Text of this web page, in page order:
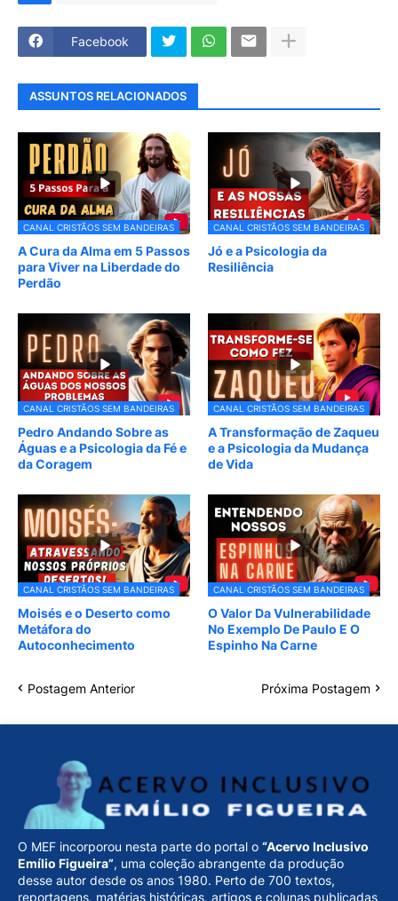
Facebook
ASSUNTOS RELACIONADOS
CANAL CRISTÃOS SEM BANDEIRAS
A Cura da Alma em 5 Passos
para Viver na Liberdade do
Perdão
CANAL CRISTÃOS SEM BANDEIRAS
Jó e a Psicologia da
Resiliência
CANAL CRISTÃOS SEM BANDEIRAS
Pedro Andando Sobre as
Águas e a Psicologia da Fé e
da Coragem
CANAL CRISTÃOS SEM BANDEIRAS
A Transformação de Zaqueu
e a Psicologia da Mudança
de Vida
CANAL CRISTÃOS SEM BANDEIRAS
Moisés e o Deserto como
Metáfora do
Autoconhecimento
CANAL CRISTÃOS SEM BANDEIRAS
O Valor Da Vulnerabilidade
No Exemplo De Paulo E O
Espinho Na Carne
Postagem Anterior Próxima Postagem
O MEF incorporou nesta parte do portal o “Acervo Inclusivo
Emílio Figueira”, uma coleção abrangente da produção
desse autor desde os anos 1980. Perto de 700 textos,
reportagens, matérias históricas, artigos e colunas publicadas